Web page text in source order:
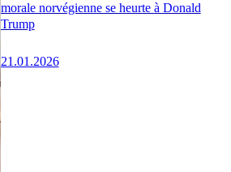
morale norvégienne se heurte à Donald
Trump
21.01.2026